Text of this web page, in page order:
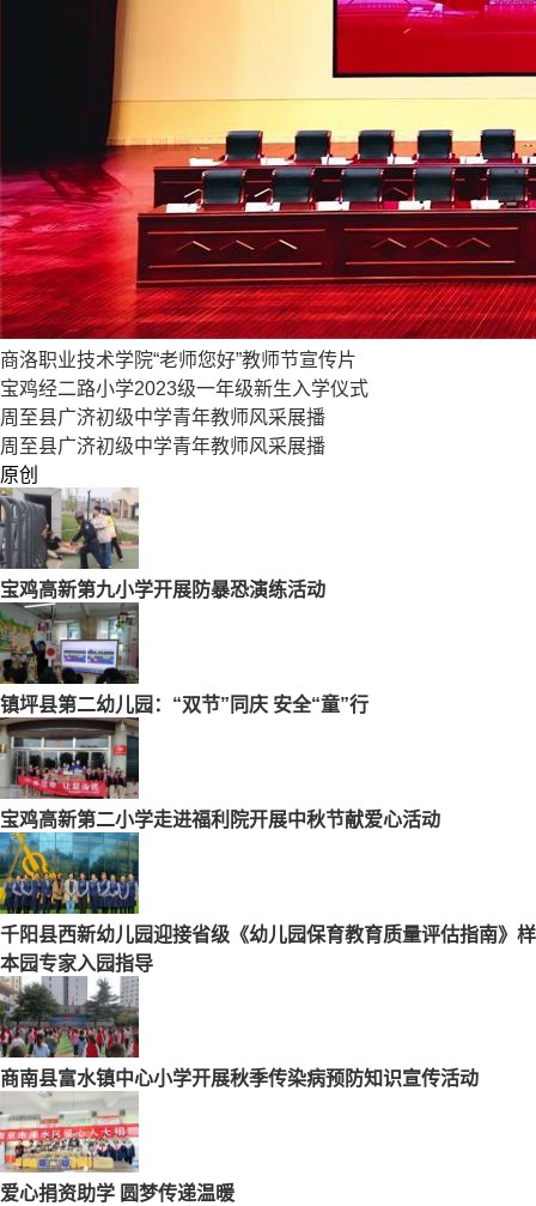
商洛职业技术学院“老师您好”教师节宣传片
宝鸡经二路小学2023级一年级新生入学仪式
周至县广济初级中学青年教师风采展播
周至县广济初级中学青年教师风采展播
原创
宝鸡高新第九小学开展防暴恐演练活动
镇坪县第二幼儿园：“双节”同庆 安全“童”行
宝鸡高新第二小学走进福利院开展中秋节献爱心活动
千阳县西新幼儿园迎接省级《幼儿园保育教育质量评估指南》样
本园专家入园指导
商南县富水镇中心小学开展秋季传染病预防知识宣传活动
爱心捐资助学 圆梦传递温暖